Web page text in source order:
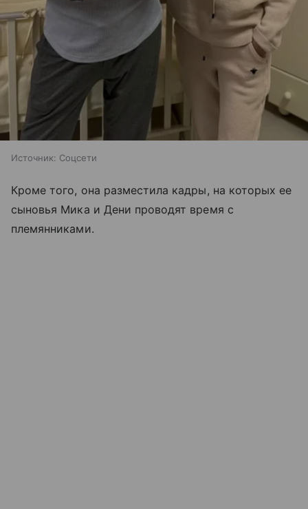
Источник: Соцсети
Кроме того, она разместила кадры, на которых ее
сыновья Мика и Дени проводят время с
племянниками.